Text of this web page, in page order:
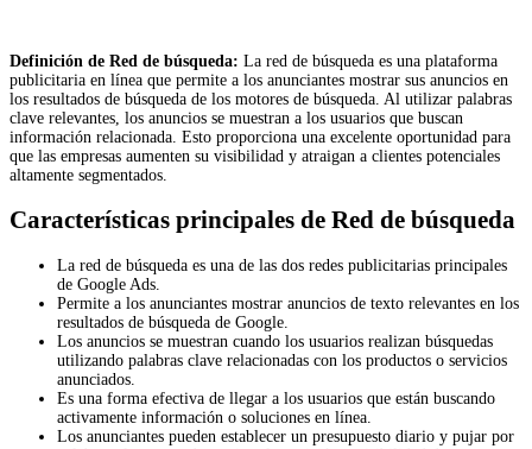
Definición de Red de búsqueda: La red de búsqueda es una plataforma
publicitaria en línea que permite a los anunciantes mostrar sus anuncios en
los resultados de búsqueda de los motores de búsqueda. Al utilizar palabras
clave relevantes, los anuncios se muestran a los usuarios que buscan
información relacionada. Esto proporciona una excelente oportunidad para
que las empresas aumenten su visibilidad y atraigan a clientes potenciales
altamente segmentados.
Características principales de Red de búsqueda
La red de búsqueda es una de las dos redes publicitarias principales
de Google Ads.
Permite a los anunciantes mostrar anuncios de texto relevantes en los
resultados de búsqueda de Google.
Los anuncios se muestran cuando los usuarios realizan búsquedas
utilizando palabras clave relacionadas con los productos o servicios
anunciados.
Es una forma efectiva de llegar a los usuarios que están buscando
activamente información o soluciones en línea.
Los anunciantes pueden establecer un presupuesto diario y pujar por